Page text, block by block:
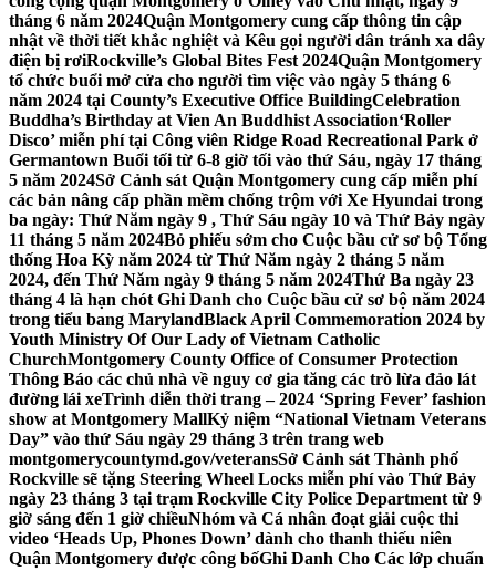
tháng 6 năm 2024Quận Montgomery cung cấp thông tin cập
nhật về thời tiết khắc nghiệt và Kêu gọi người dân tránh xa dây
điện bị rơiRockville’s Global Bites Fest 2024Quận Montgomery
tổ chức buổi mở cửa cho người tìm việc vào ngày 5 tháng 6
năm 2024 tại County’s Executive Office BuildingCelebration
Buddha’s Birthday at Vien An Buddhist Association‘Roller
Disco’ miễn phí tại Công viên Ridge Road Recreational Park ở
Germantown Buổi tối từ 6-8 giờ tối vào thứ Sáu, ngày 17 tháng
5 năm 2024Sở Cảnh sát Quận Montgomery cung cấp miễn phí
các bản nâng cấp phần mềm chống trộm với Xe Hyundai trong
ba ngày: Thứ Năm ngày 9 , Thứ Sáu ngày 10 và Thứ Bảy ngày
11 tháng 5 năm 2024Bỏ phiếu sớm cho Cuộc bầu cử sơ bộ Tổng
thống Hoa Kỳ năm 2024 từ Thứ Năm ngày 2 tháng 5 năm
2024, đến Thứ Năm ngày 9 tháng 5 năm 2024Thứ Ba ngày 23
tháng 4 là hạn chót Ghi Danh cho Cuộc bầu cử sơ bộ năm 2024
trong tiểu bang MarylandBlack April Commemoration 2024 by
Youth Ministry Of Our Lady of Vietnam Catholic
ChurchMontgomery County Office of Consumer Protection
Thông Báo các chủ nhà về nguy cơ gia tăng các trò lừa đảo lát
đường lái xeTrình diễn thời trang – 2024 ‘Spring Fever’ fashion
show at Montgomery MallKỷ niệm “National Vietnam Veterans
Day” vào thứ Sáu ngày 29 tháng 3 trên trang web
montgomerycountymd.gov/veteransSở Cảnh sát Thành phố
Rockville sẽ tặng Steering Wheel Locks miễn phí vào Thứ Bảy
ngày 23 tháng 3 tại trạm Rockville City Police Department từ 9
giờ sáng đến 1 giờ chiềuNhóm và Cá nhân đoạt giải cuộc thi
video ‘Heads Up, Phones Down’ dành cho thanh thiếu niên
Quận Montgomery được công bốGhi Danh Cho Các lớp chuẩn